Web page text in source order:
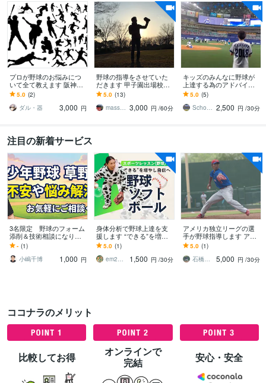
プロが野球のお悩みにつ
いて全て教えます 阪神タ
イガース打撃守備コーチ
に教わった全ての理論に
答えます
5.0 (2)
ダル・器
3,000 円
野球の指導をさせていた
だきます 甲子園出場校で
得た技術、知識、考え方
等可能な限りお伝えしま
す
5.0 (13)
massssan 3,000 円 /60分
キッズのみんなに野球が
上達する為のアドバイス
します 目指せ！甲子
園！！千里の道も一歩か
ら☆
5.0 (5)
SchoolPuuwai 2,500 円 /30分
注目の新着サービス
3名限定 野球のフォーム
添削＆技術相談になりま
す 先着になります！実績
作りのためのサービスに
なります
- (1)
小嶋千博
1,000 円
身体分析で野球上達を支
援します “できる”を増や
し自信へ繋げます
5.0 (1)
em2magic エムツーマジック
1,500 円 /30分
アメリカ独立リーグの選
手が野球指導します アメ
リカの独立リーグで投手
をしていました。最速は1
45キロ！
5.0 (1)
石橋一馬
5,000 円 /30分
ココナラのメリット
比較してお得
オンラインで
完結
安心・安全